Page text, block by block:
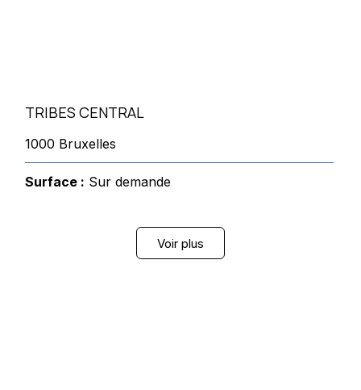
TRIBES CENTRAL
1000 Bruxelles
Surface : Sur demande
Voir plus